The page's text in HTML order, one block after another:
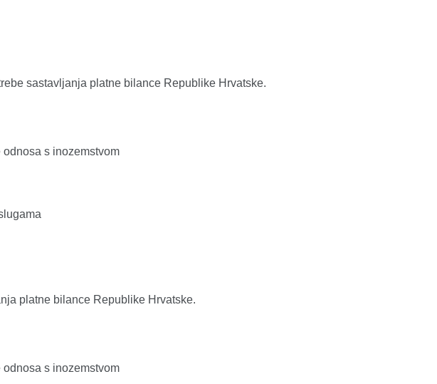
sastavljanja platne bilance Republike Hrvatske.
s inozemstvom
platne bilance Republike Hrvatske.
s inozemstvom